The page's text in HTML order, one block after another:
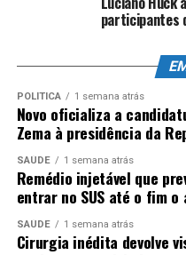
A decisão também cassou
deputado estadual
governo de Castro.
Poder Executivo.participantes
POLÍTICA 1 semana atrás
Novo oficializa a
Zema à presidência da
SAÚDE 1 semana atrás
Remédio injetável que
entrar no SUS até o fim o
SAÚDE 1 semana atrás
Cirurgia inédita devolve